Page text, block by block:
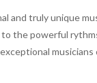
and truly unique
to the powerful